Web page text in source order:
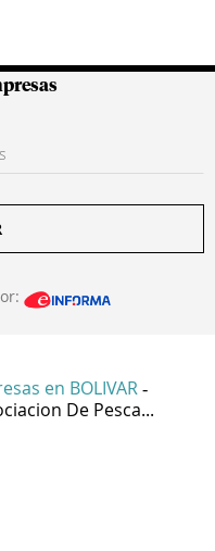
en BOLIVAR -
De Pesca...